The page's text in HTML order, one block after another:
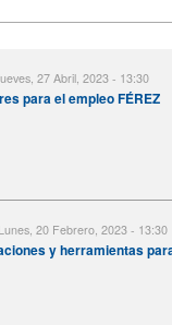
27 Abril, 2023 - 13:30
para el empleo FÉREZ
Lunes, 20 Febrero, 2023 - 13:30
y herramientas